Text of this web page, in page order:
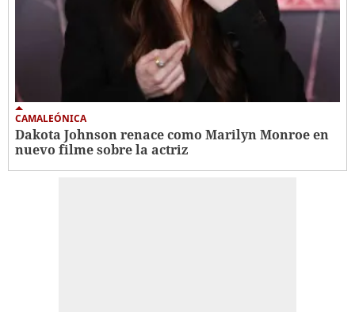
CAMALEÓNICA
Dakota Johnson renace como Marilyn Monroe en
nuevo filme sobre la actriz